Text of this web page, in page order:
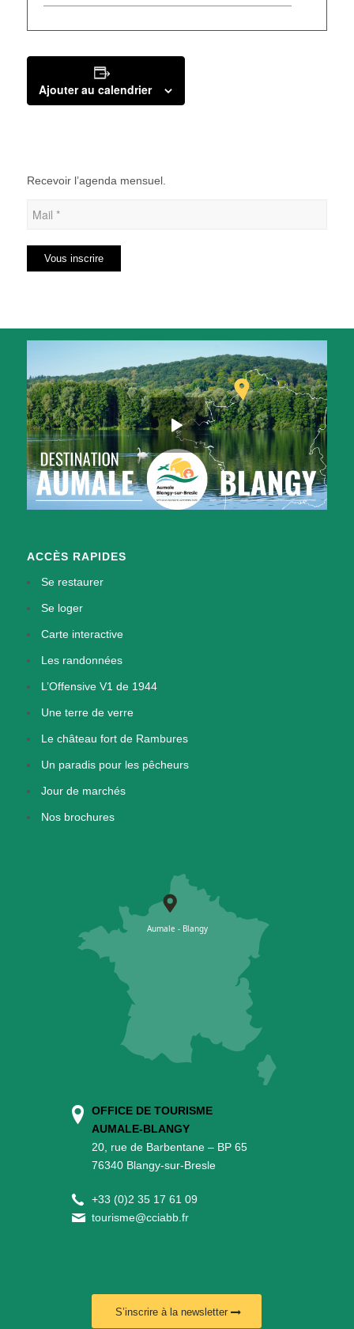
Ajouter au calendrier
Recevoir l’agenda mensuel.
ACCÈS RAPIDES
Se restaurer
Se loger
Carte interactive
Les randonnées
L’Offensive V1 de 1944
Une terre de verre
Le château fort de Rambures
Un paradis pour les pêcheurs
Jour de marchés
Nos brochures
OFFICE DE TOURISME
AUMALE-BLANGY
20, rue de Barbentane – BP 65
76340 Blangy-sur-Bresle
+33 (0)2 35 17 61 09
tourisme@cciabb.fr
S’inscrire à la newsletter